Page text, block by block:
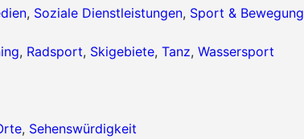
, Soziale Dienstleistungen, Sport & Bewegung
, Radsport, Skigebiete, Tanz, Wassersport
, Sehenswürdigkeit